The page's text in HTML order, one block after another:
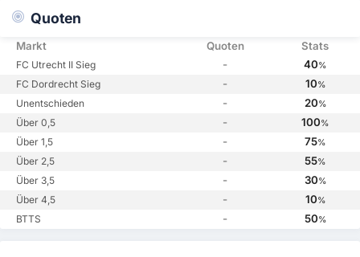
Quoten
Markt Quoten Stats
FC Utrecht II Sieg - 40%
FC Dordrecht Sieg - 10%
Unentschieden - 20%
Über 0,5 - 100%
Über 1,5 - 75%
Über 2,5 - 55%
Über 3,5 - 30%
Über 4,5 - 10%
BTTS - 50%